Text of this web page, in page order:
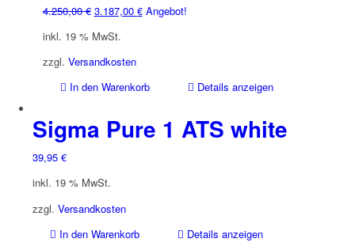
4.250,00€ Ursprünglicher
war:
4.250,00 €
3.187,00 €Aktueller
Angebot!
inkl. 19 % MwSt.
zzgl. Versandkosten
In den Warenkorb
Details anzeigen
Sigma Pure 1 ATS white
39,95 €
inkl. 19 % MwSt.
zzgl. Versandkosten
In den Warenkorb
Details anzeigen